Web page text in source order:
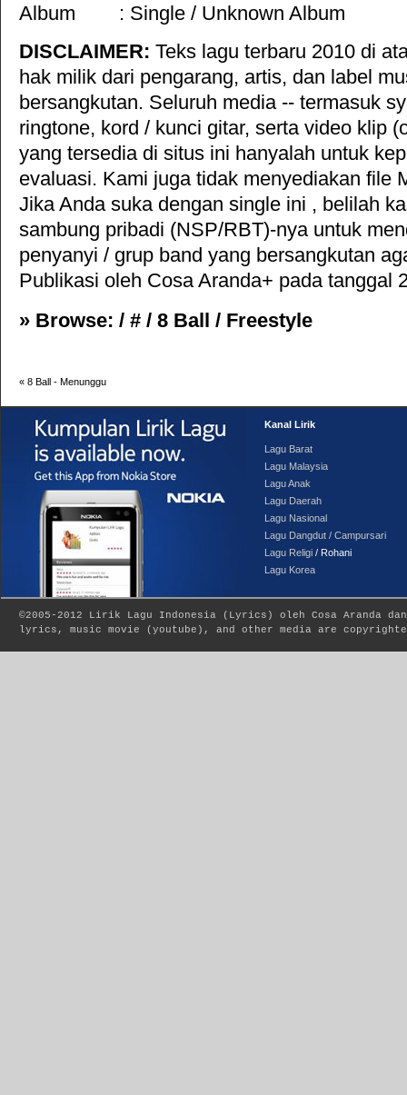
Album : Single / Unknown Album
DISCLAIMER: Teks lagu terbaru 2010 di
hak milik dari pengarang, artis, dan label
bersangkutan. Seluruh media -- termasuk
ringtone, kord / kunci gitar, serta video klip
yang tersedia di situs ini hanyalah untuk
evaluasi. Kami juga tidak menyediakan file
Jika Anda suka dengan single ini , belilah
sambung pribadi (NSP/RBT)-nya untuk
penyanyi / grup band yang bersangkutan
Publikasi oleh Cosa Aranda+ pada tanggal
» Browse: / # / 8 Ball / Freestyle
« 8 Ball - Menunggu
Kanal Lirik
Lagu Barat
Lagu Malaysia
Lagu Anak
Lagu Daerah
Lagu Nasional
Lagu Dangdut / Campursari
Lagu Religi / Rohani
Lagu Korea
©2005-2012 Lirik Lagu Indonesia ( Lyrics ) oleh Cosa Aranda
lyrics, music movie (youtube), and other media are